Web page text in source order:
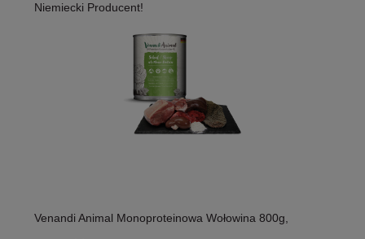
Niemiecki Producent!
Venandi Animal Monoproteinowa Wołowina 800g,